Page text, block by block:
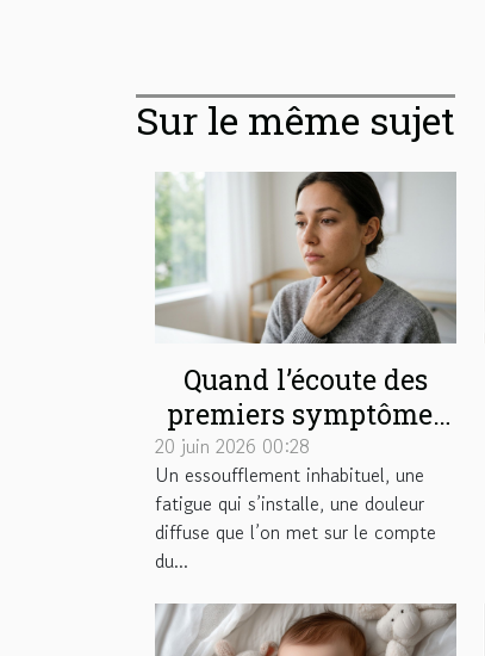
Sur le même sujet
Quand l’écoute des
premiers symptômes
change le cours d’une
pathologie
20 juin 2026 00:28
Un essoufflement inhabituel, une
fatigue qui s’installe, une douleur
diffuse que l’on met sur le compte
du...